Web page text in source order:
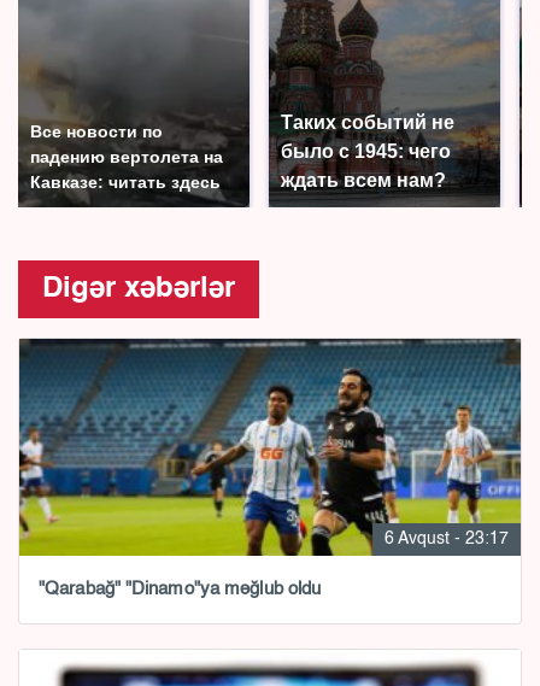
Все новости по
падению вертолета на
Кавказе: читать здесь
Таких событий не
было с 1945: чего
ждать всем нам?
Digər xəbərlər
6 Avqust - 23:17
"Qarabağ" "Dinamo"ya məğlub oldu